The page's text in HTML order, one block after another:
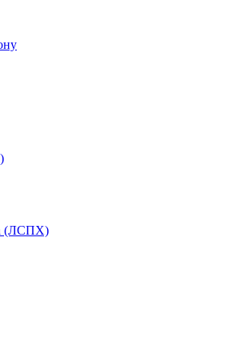
(ЛСПХ)